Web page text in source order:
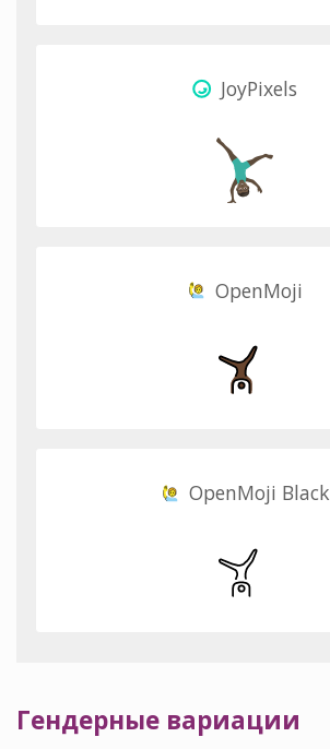
JoyPixels
OpenMoji
OpenMoji Black
Гендерные вариации